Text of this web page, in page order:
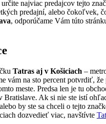
určite najviac predajcov tejto
predajní, alebo čokoľvek,
, odporúčame Vám túto
Tatras aj v Košiciach –
vám na sto percent potvrdiť, že
meste. Predsa len je tu
Bratislave. Ak si nie ste istí
by ste sa chceli o tejto
dozvedieť viac, navštívte